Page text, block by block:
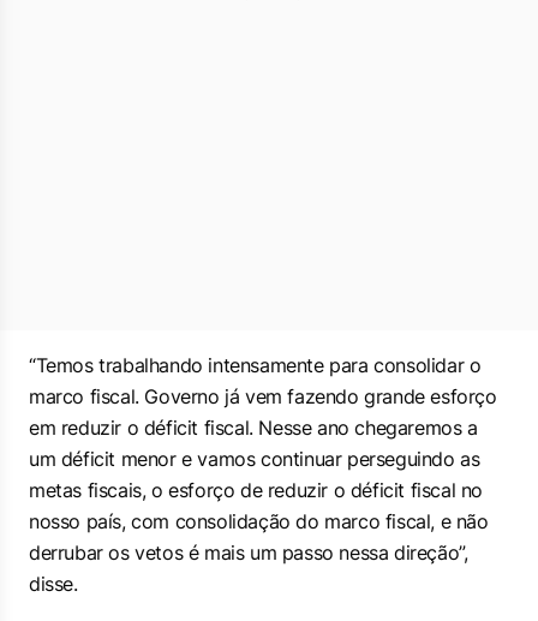
“Temos trabalhando intensamente para consolidar o
marco fiscal. Governo já vem fazendo grande esforço
em reduzir o déficit fiscal. Nesse ano chegaremos a
um déficit menor e vamos continuar perseguindo as
metas fiscais, o esforço de reduzir o déficit fiscal no
nosso país, com consolidação do marco fiscal, e não
derrubar os vetos é mais um passo nessa direção”,
disse.